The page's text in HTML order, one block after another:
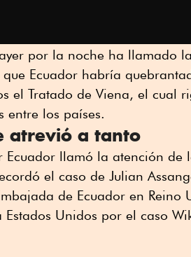
por la noche ha llamado
que Ecuador habría
el Tratado de Viena, el cual
entre los países.
atrevió a tanto
Ecuador llamó la atención de
el caso de Julian
de Ecuador en Reino
Unidos por el caso